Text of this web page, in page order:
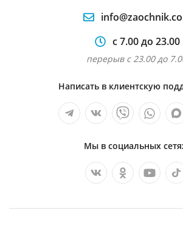
с 7.00 до 23.00
перерыв с 23.00 до
Написать в клиентскую
Мы в социальных